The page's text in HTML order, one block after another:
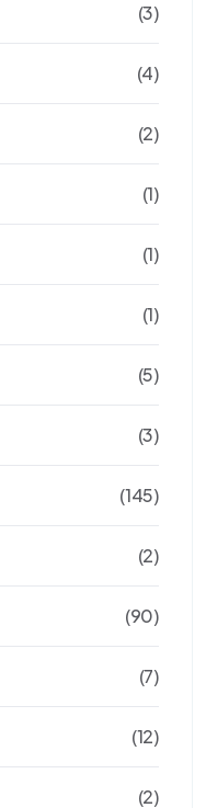
(3)
(4)
(2)
(1)
(1)
(1)
(5)
(3)
(145)
(2)
(90)
(7)
(12)
(2)